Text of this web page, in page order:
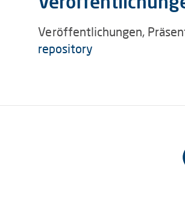
Veröffentlichungen,
repository